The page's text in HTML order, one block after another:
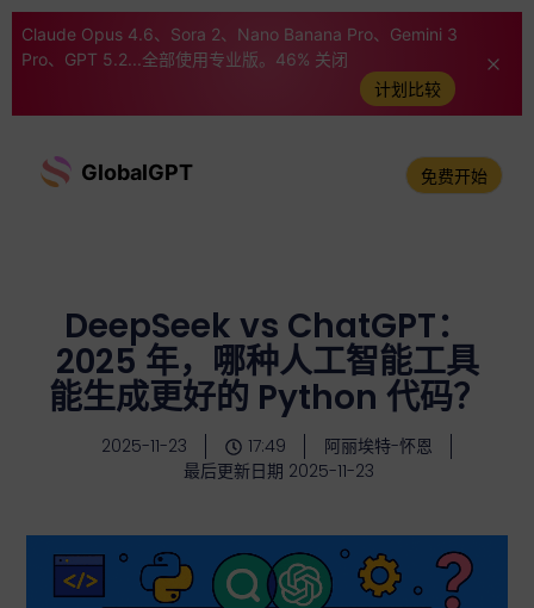
Claude Opus 4.6、Sora 2、Nano Banana Pro、Gemini 3
Pro、GPT 5.2...全部使用专业版。46% 关闭
计划比较
GlobalGPT 免费开始
DeepSeek vs ChatGPT：
2025 年，哪种人工智能工具
能生成更好的 Python 代码？
2025-11-23 17:49
阿丽埃特-怀恩
最后更新日期 2025-11-23